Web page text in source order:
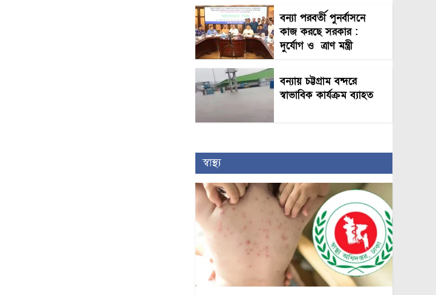
বন্যা পরবর্তী পুনর্বাসনে
কাজ করছে সরকার :
দুর্যোগ ও ত্রাণ মন্ত্রী
বন্যায় চট্টগ্রাম বন্দরে
স্বাভাবিক কার্যক্রম ব্যাহত
স্বাস্থ্য